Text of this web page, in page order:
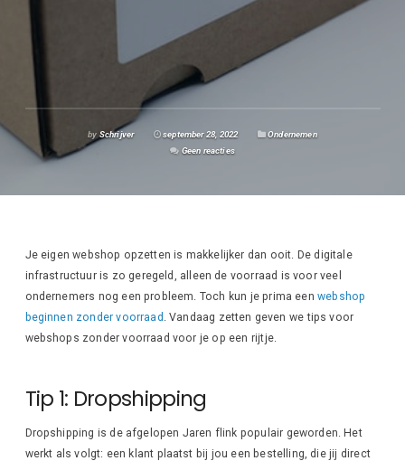
by Schrijver september 28, 2022
Ondernemen
Geen reacties
Je eigen webshop opzetten is makkelijker dan ooit. De digitale
infrastructuur is zo geregeld, alleen de voorraad is voor veel
ondernemers nog een probleem. Toch kun je prima eenwebshop
beginnen zonder voorraad . Vandaag zetten geven we tips voor
webshops zonder voorraad voor je op een rijtje.
Tip 1: Dropshipping
Dropshipping is de afgelopen Jaren flink populair geworden. Het
werkt als volgt: een klant plaatst bij jou een bestelling, die jij direct